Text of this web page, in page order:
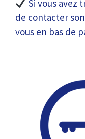
Si vous avez
de contacter
vous en bas de